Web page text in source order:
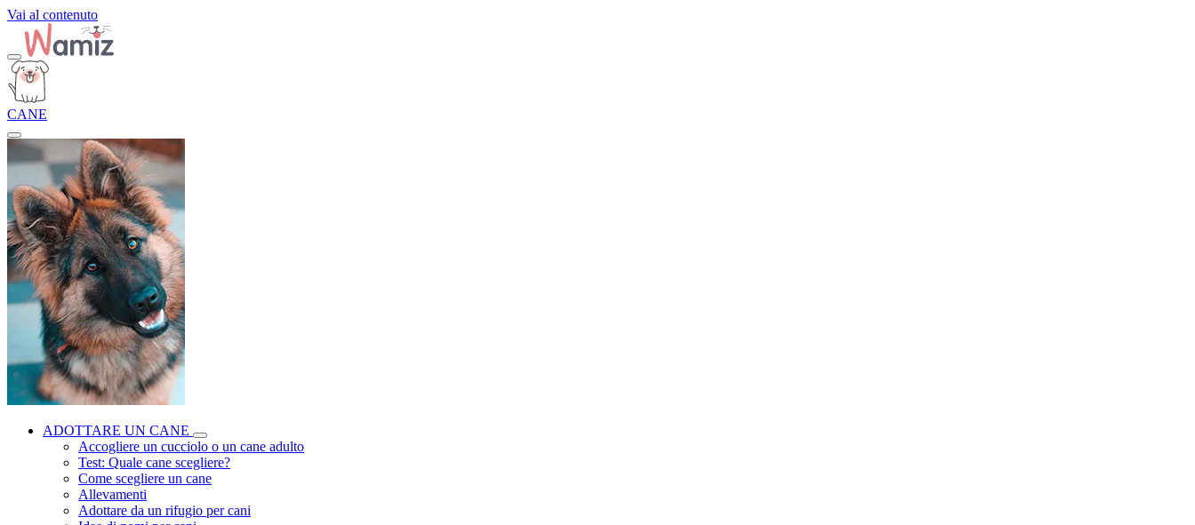
Vai al contenuto
CANE
ADOTTARE UN CANE
Accogliere un cucciolo o un cane adulto
Test: Quale cane scegliere?
Come scegliere un cane
Allevamenti
Adottare da un rifugio per cani